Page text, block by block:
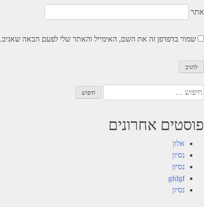
אתר
שמור בדפדפן זה את השם, האימייל והאתר שלי לפעם הבאה שאגיב.
חיפוש:
פוסטים אחרונים
אלון
נסיון
נסיון
gfdgf
נסיון